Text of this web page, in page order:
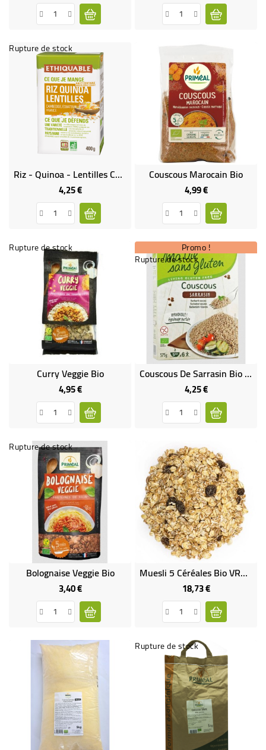
Rupture de stock
Riz - Quinoa - Lentilles Corail Et Jaunes Bio & Équitable
4,25 €Prix
Couscous Marocain Bio
4,99 €Prix
Rupture de stock
Curry Veggie Bio
4,95 €Prix
Promo !
Rupture de stock
Couscous De Sarrasin Bio & Sans Gluten
4,25 €Prix
Rupture de stock
Bolognaise Veggie Bio
3,40 €Prix
Muesli 5 Céréales Bio VRAC RHD 3 Kg
18,73 €Prix
Rupture de stock